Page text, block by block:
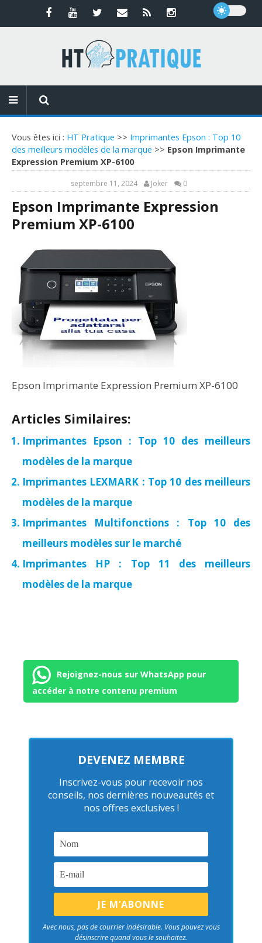
Vous êtes ici : HT Pratique >> Imprimantes Epson : Top 10
des meilleurs modèles de la marque >> Epson Imprimante
Expression Premium XP-6100
septembre 11, 2024 Joker 0
Epson Imprimante Expression
Premium XP-6100
Epson Imprimante Expression Premium XP-6100
Articles Similaires:
Imprimantes Epson : Top 10 des meilleurs
modèles de la marque
Imprimantes LEXMARK : Top 10 des meilleurs
modèles de la marque
Imprimantes Multifonctions : Top 10 des
meilleurs modèles sur le marché
Imprimantes HP : Top 11 des meilleurs
modèles de la marque
Rejoignez-nous sur WhatsApp pour
accéder à notre contenu premium
DEVENEZ MEMBRE
Inscrivez-vous pour recevoir nos
conseils, nos dernières nouveautés et
nos offres exclusives !
Avec nous, pas de courrier indésirable. Vous pouvez vous
désinscrire quand vous le souhaitez.